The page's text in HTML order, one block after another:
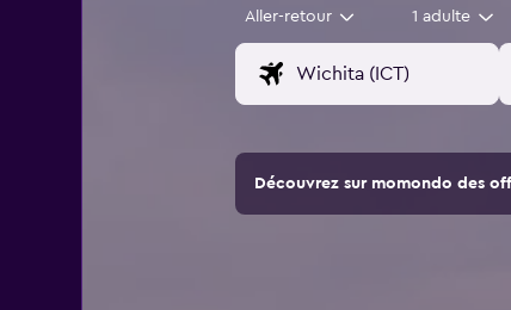
Aller-retour 1 adulte
Découvrez sur momondo des